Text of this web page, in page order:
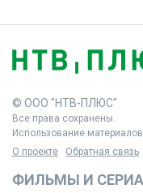
© ООО "НТВ-ПЛЮС"
Все права сохранены.
Использование
О проекте
Обратная связь
ФИЛЬМЫ И